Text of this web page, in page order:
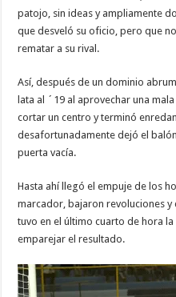
patojo, sin ideas y ampliamente
que desveló su oficio, pero que
rematar a su rival.
Así, después de un dominio
lata al ´19 al aprovechar una
cortar un centro y terminó
desafortunadamente dejó el
puerta vacía.
Hasta ahí llegó el empuje de los
marcador, bajaron revoluciones y
tuvo en el último cuarto de hora
emparejar el resultado.